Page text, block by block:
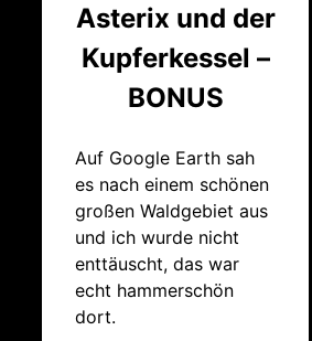
Asterix und der
Kupferkessel –
BONUS
Auf Google Earth sah
es nach einem schönen
großen Waldgebiet aus
und ich wurde nicht
enttäuscht, das war
echt hammerschön
dort.